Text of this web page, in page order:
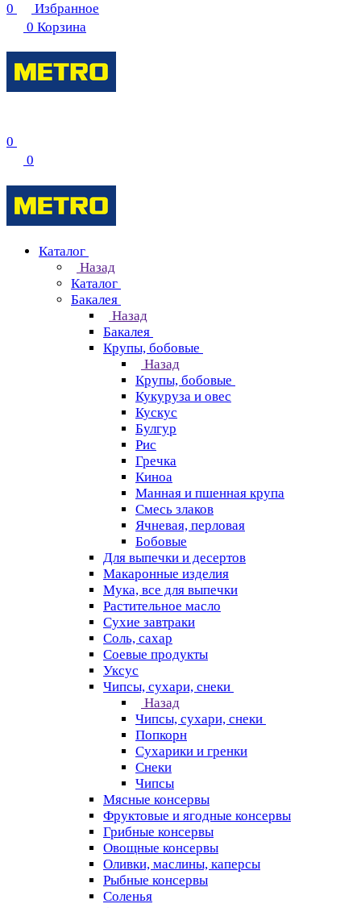
0
Избранное
0 Корзина
0
0
Каталог
Назад
Каталог
Бакалея
Назад
Бакалея
Крупы, бобовые
Назад
Крупы, бобовые
Кукуруза и овес
Кускус
Булгур
Рис
Гречка
Киноа
Манная и пшенная крупа
Смесь злаков
Ячневая, перловая
Бобовые
Для выпечки и десертов
Макаронные изделия
Мука, все для выпечки
Растительное масло
Сухие завтраки
Соль, сахар
Соевые продукты
Уксус
Чипсы, сухари, снеки
Назад
Чипсы, сухари, снеки
Попкорн
Сухарики и гренки
Снеки
Чипсы
Мясные консервы
Фруктовые и ягодные консервы
Грибные консервы
Овощные консервы
Оливки, маслины, каперсы
Рыбные консервы
Соленья